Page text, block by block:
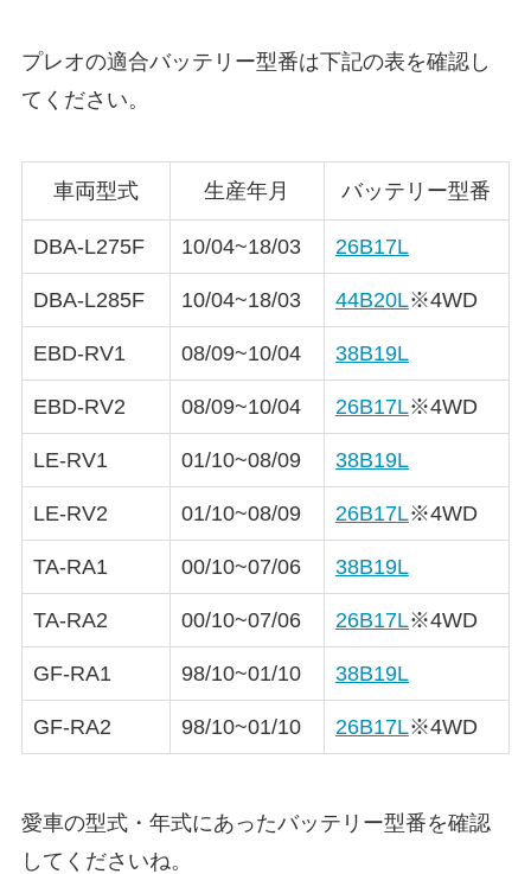
プレオの適合バッテリー型番は下記の表を確認し
てください。
車両型式 生産年月 バッテリー型番
DBA-L275F 10/04~18/03 26B17L
DBA-L285F 10/04~18/03 44B20L※4WD
EBD-RV1 08/09~10/04 38B19L
EBD-RV2 08/09~10/04 26B17L※4WD
LE-RV1 01/10~08/09 38B19L
LE-RV2 01/10~08/09 26B17L※4WD
TA-RA1 00/10~07/06 38B19L
TA-RA2 00/10~07/06 26B17L※4WD
GF-RA1 98/10~01/10 38B19L
GF-RA2 98/10~01/10 26B17L※4WD
愛車の型式・年式にあったバッテリー型番を確認
してくださいね。